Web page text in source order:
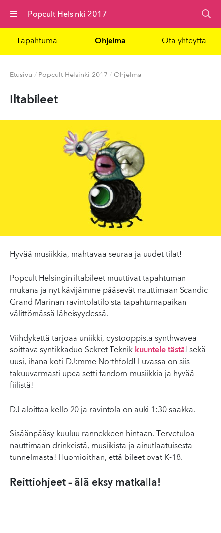
Valikko Popcult Helsinki 2017
Tapahtuma Ohjelma Ota yhteyttä
Etusivu / Popcult Helsinki 2017 / Ohjelma
Iltabileet
Hyvää musiikkia, mahtavaa seuraa ja uudet tilat!
Popcult Helsingin iltabileet muuttivat tapahtuman
mukana ja nyt kävijämme pääsevät nauttimaan Scandic
Grand Marinan ravintolatiloista tapahtumapaikan
välittömässä läheisyydessä.
Viihdykettä tarjoaa uniikki, dystooppista synthwavea
soittava syntikkaduo Sekret Teknik kuuntele tästä! sekä
uusi, ihana koti-DJ:mme Northfold! Luvassa on siis
takuuvarmasti upea setti fandom-musiikkia ja hyvää
fiilistä!
DJ aloittaa kello 20 ja ravintola on auki 1:30 saakka.
Sisäänpääsy kuuluu rannekkeen hintaan. Tervetuloa
nauttimaan drinkeistä, musiikista ja ainutlaatuisesta
tunnelmasta! Huomioithan, että bileet ovat K-18.
Reittiohjeet – älä eksy matkalla!